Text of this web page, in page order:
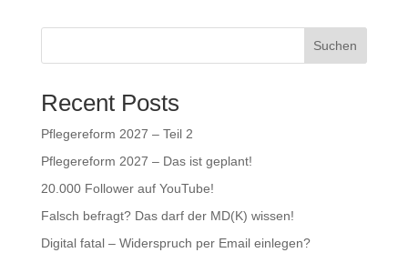
Suchen
Recent Posts
Pflegereform 2027 – Teil 2
Pflegereform 2027 – Das ist geplant!
20.000 Follower auf YouTube!
Falsch befragt? Das darf der MD(K) wissen!
Digital fatal – Widerspruch per Email einlegen?